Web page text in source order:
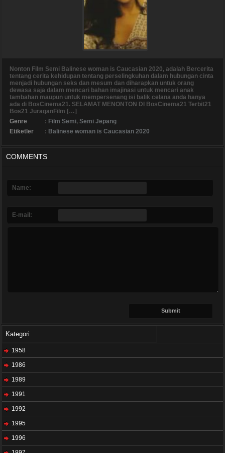
Nonton Film Semi Balinese woman is Caucasian 2020, adalah Bercerita
tentang cerita kehidupan tentang perselingkuhan dalam hubungan cinta
menjadi hubungan seks dan mesum dan diharapkan untuk orang
dewasa saja dalam mencari bahan imajinasi untuk mencari anak
tambahan maupun untuk mempersenang isi balik celana anda hanya
ada di BosCinema21. SELAMAT MENONTON DI BosCinema21 Terbit21
Bos21 JuraganFilm […]
Genre
: Film Semi, Semi Jepang
Etiketler
: Balinese woman is Caucasian 2020
COMMENTS
Name:
E-mail:
Kategori
1958
1986
1989
1991
1992
1995
1996